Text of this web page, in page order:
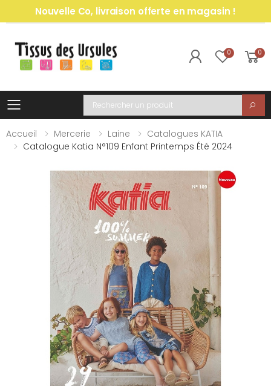
Nouvelle Co, livraison offerte en magasin !
0 0
Toggle mobile menu
Recherche
Accueil
Mercerie Laine
Catalogues KATIA
Catalogue Katia N°109 Enfant Printemps Été 2024